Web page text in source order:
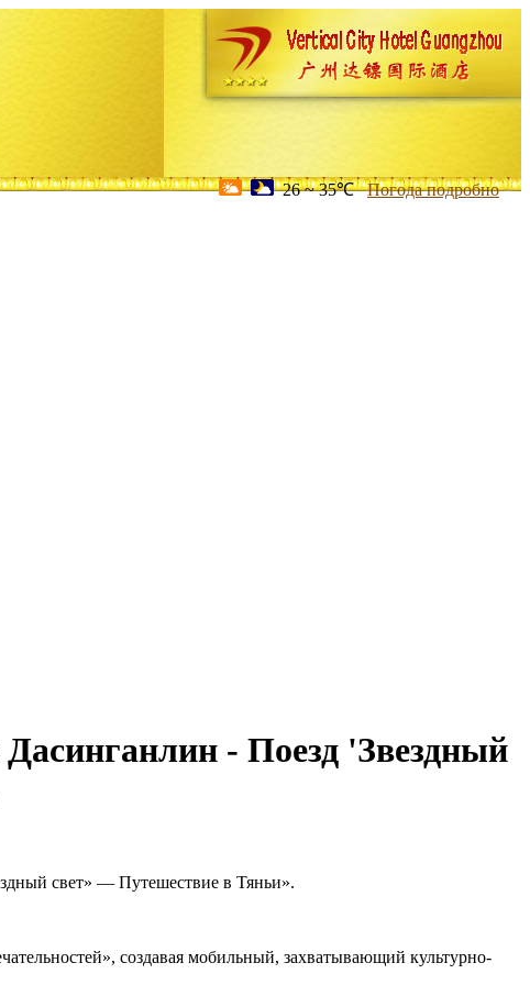
26 ~ 35℃ Погода подробно
Дасинганлин - Поезд 'Звездный
свет» — Путешествие в Тяньи».
создавая мобильный, захватывающий культурно-